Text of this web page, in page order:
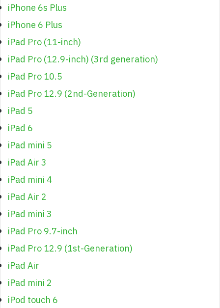
iPhone 6s Plus
iPhone 6 Plus
iPad Pro (11-inch)
iPad Pro (12.9-inch) (3rd generation)
iPad Pro 10.5
iPad Pro 12.9 (2nd-Generation)
iPad 5
iPad 6
iPad mini 5
iPad Air 3
iPad mini 4
iPad Air 2
iPad mini 3
iPad Pro 9.7-inch
iPad Pro 12.9 (1st-Generation)
iPad Air
iPad mini 2
iPod touch 6